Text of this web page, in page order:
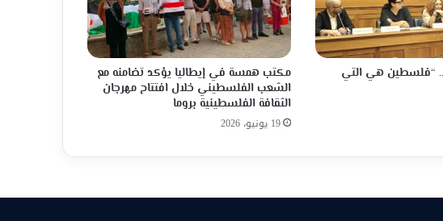
“فلسطين هي التي
مكتب همسة في إيطاليا يؤكد تضامنه مع
الشعب الفلسطيني خلال افتتاح مهرجان
الثقافة الفلسطينية بروما
19 يونيو، 2026